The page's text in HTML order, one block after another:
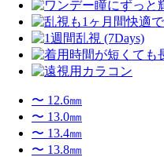
〜 12.6㎜
〜 13.0㎜
〜 13.4㎜
〜 13.8㎜